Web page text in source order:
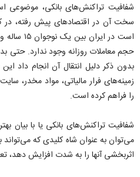
شفافیت تراکنش‌های بانکی،
سخت آن در اقتصادهای پیش رفته، در
است در
حجم معاملات روزانه وجود ندارد. حتی
بدون ذکر دلیل انتقال آن انجام داد
زمینه‌های فرار مالیاتی، مواد مخدر،
را فراهم کرده است.
شفافیت تراکنش‌های بانکی یا با بیان
می‌توان به عنوان شاه کلیدی که
اثربخشی آنها را به شدت افزایش دهد،